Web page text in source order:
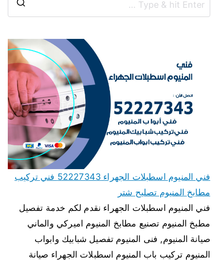
فني المنيوم اسطبلات الجهراء 52227343 فني تركيب
مطابخ المنيوم تصليح شتر
فني المنيوم اسطبلات الجهراء نقدم لكم خدمة تفصيل
مطبخ المنيوم تصنيع مطابخ المنيوم اميركي والماني
صيانة المنيوم, فنى المنيوم تفصيل شبابيك وابواب
المنيوم تركيب باب المنيوم اسطبلات الجهراء صيانة